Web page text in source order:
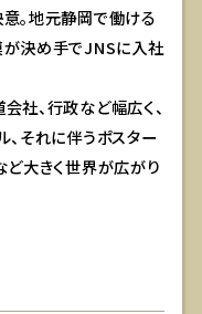
。地元静岡で働ける
が決め手でJNSに入社
社、行政など幅広く、
、それに伴うポスター
ど大きく世界が広がり